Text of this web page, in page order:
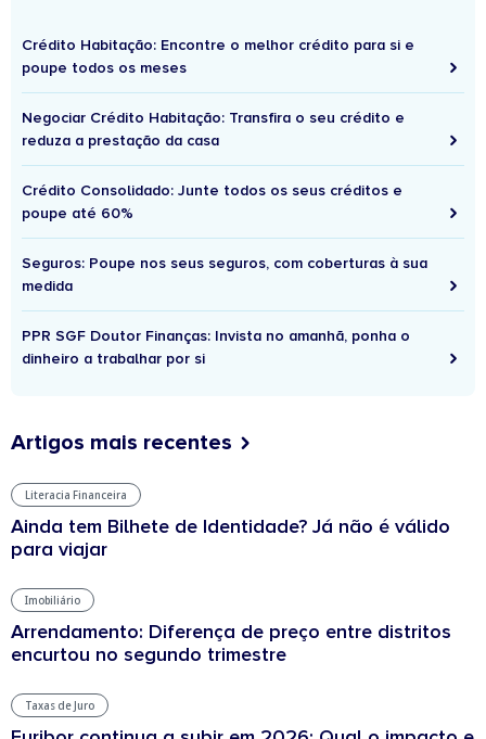
Crédito Habitação: Encontre o melhor crédito para si e
poupe todos os meses
Negociar Crédito Habitação: Transfira o seu crédito e
reduza a prestação da casa
Crédito Consolidado: Junte todos os seus créditos e
poupe até 60%
Seguros: Poupe nos seus seguros, com coberturas à sua
medida
PPR SGF Doutor Finanças: Invista no amanhã, ponha o
dinheiro a trabalhar por si
Artigos mais recentes
Literacia Financeira
Ainda tem Bilhete de Identidade? Já não é válido
para viajar
Imobiliário
Arrendamento: Diferença de preço entre distritos
encurtou no segundo trimestre
Taxas de Juro